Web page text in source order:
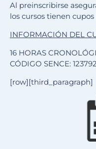
Al preinscribirse
los cursos tienen
INFORMACIÓN DEL
16 HORAS
CÓDIGO SENCE:
[row][third_paragraph]